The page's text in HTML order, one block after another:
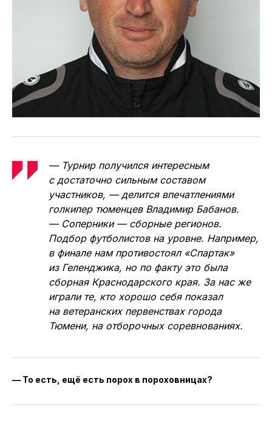
— Турнир получился интересным
с достаточно сильным составом
участников, — делится впечатлениями
голкипер тюменцев Владимир Бабанов.
— Соперники — сборные регионов.
Подбор футболистов на уровне. Например,
в финале нам противостоял «Спартак»
из Геленджика, но по факту это была
сборная Краснодарского края. За нас же
играли те, кто хорошо себя показал
на ветеранских первенствах города
Тюмени, на отборочных соревнованиях.
— То есть, ещё есть порох в пороховницах?